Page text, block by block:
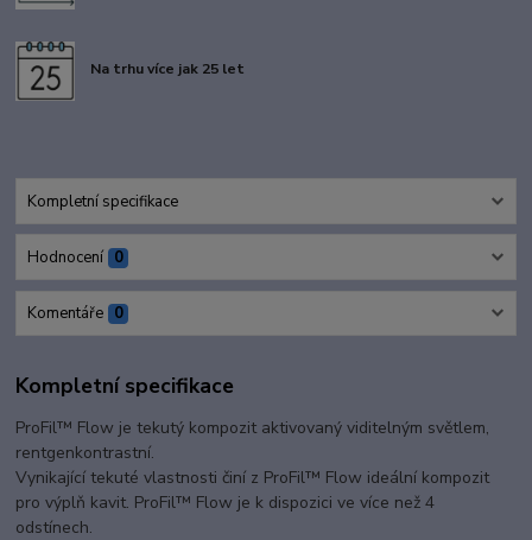
Na trhu více jak 25 let
Kompletní specifikace
Hodnocení 0
Komentáře 0
Kompletní specifikace
ProFil™ Flow je tekutý kompozit aktivovaný viditelným světlem,
rentgenkontrastní.
Vynikající tekuté vlastnosti činí z ProFil™ Flow ideální kompozit
pro výplň kavit. ProFil™ Flow je k dispozici ve více než 4
odstínech.